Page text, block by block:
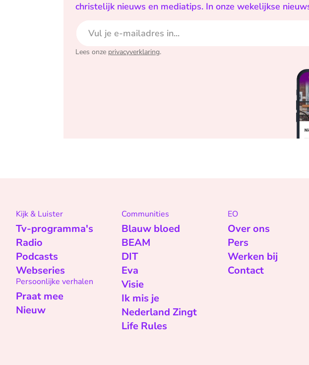
christelijk nieuws en mediatips. In onze wekelijkse
Lees onze privacyverklaring.
Kijk & Luister
Tv-programma's
Radio
Podcasts
Webseries
Persoonlijke verhalen
Praat mee
Nieuw
Communities
Blauw bloed
BEAM
DIT
Eva
Visie
Ik mis je
Nederland Zingt
Life Rules
EO
Over ons
Pers
Werken bij
Contact